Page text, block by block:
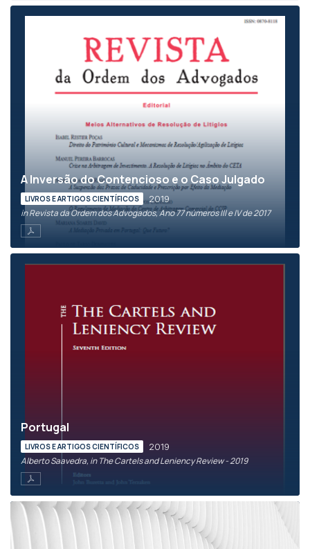
A Inversão do Contencioso e o Caso Julgado
LIVROS E ARTIGOS CIENTÍFICOS 2019
in Revista da Ordem dos Advogados, Ano 77 números III e IV de 2017
Portugal
LIVROS E ARTIGOS CIENTÍFICOS 2019
Alberto Saavedra, in The Cartels and Leniency Review - 2019